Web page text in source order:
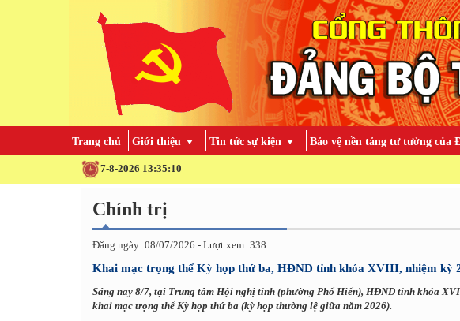
Trang chủ Giới thiệu Tin tức sự kiện Bảo vệ nền tảng tư tưởng của
7-8-2026 13:35:11
Chính trị
Đăng ngày: 08/07/2026 - Lượt xem: 338
Khai mạc trọng thể Kỳ họp thứ ba, HĐND tỉnh khóa XVIII, nhiệm kỳ
Sáng nay 8/7, tại Trung tâm Hội nghị tỉnh (phường Phố Hiến), HĐND tỉnh khóa
khai mạc trọng thể Kỳ họp thứ ba (kỳ họp thường lệ giữa năm 2026).